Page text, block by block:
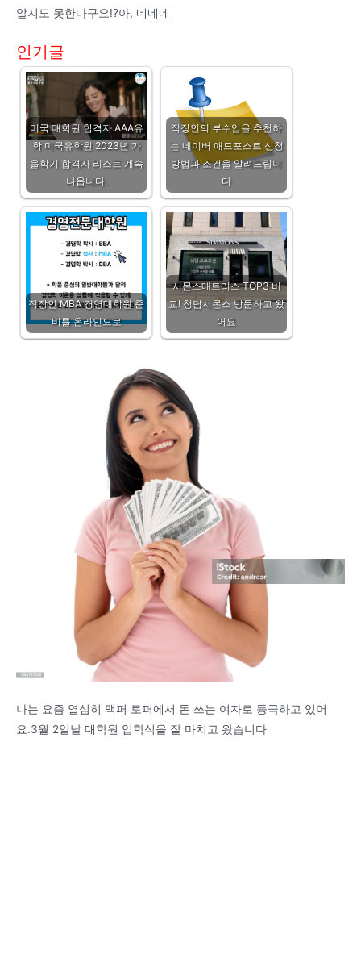
알지도 못한다구요!?아, 네네네
인기글
미국 대학원 합격자 AAA유
학 미국유학원 2023년 가
을학기 합격자 리스트 계속
나옵니다.
직장인의 부수입을 추천하
는 네이버 애드포스트 신청
방법과 조건을 알려드립니
다
직장인 MBA 경영대학원 준
비를 온라인으로
시몬스매트리스 TOP3 비
교! 청담시몬스 방문하고 왔
어요
나는 요즘 열심히 맥퍼 토퍼에서 돈 쓰는 여자로 등극하고 있어
요.3월 2일날 대학원 입학식을 잘 마치고 왔습니다